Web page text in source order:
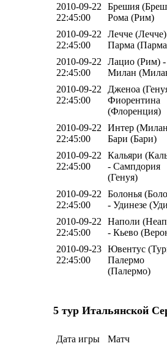
2010-09-22
22:45:00
Брешия
Рома (Рим)
2010-09-22
22:45:00
Лечче
Парма
2010-09-22
22:45:00
Лацио (Рим) -
Милан
2010-09-22
22:45:00
Дженоа
Фиорентина
(Флоренция)
2010-09-22
22:45:00
Интер
Бари (Бари)
2010-09-22
22:45:00
Кальяри
- Сампдория
(Генуя)
2010-09-22
22:45:00
Болонья
- Удинезе
2010-09-22
22:45:00
Наполи
- Кьево
2010-09-23
22:45:00
Ювентус
Палермо
(Палермо)
5 тур Итальянской
Дата игры Матч